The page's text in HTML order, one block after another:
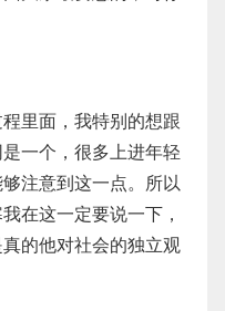
里面，我特别的想跟
一个，很多上进年轻
注意到这一点。所以
在这一定要说一下，
的他对社会的独立观